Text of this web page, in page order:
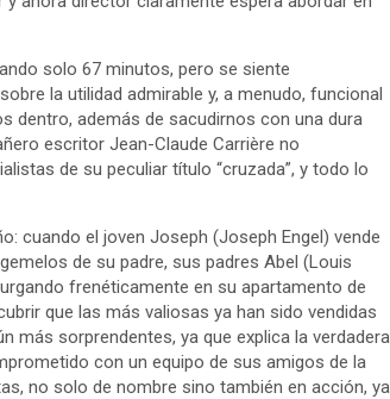
solo 67 minutos, pero se siente
la utilidad admirable y, a menudo, funcional
dentro, además de sacudirnos con una dura
escritor Jean-Claude Carrière no
de su peculiar título “cruzada”, y todo lo
cuando el joven Joseph (Joseph Engel) vende
de su padre, sus padres Abel (Louis
frenéticamente en su apartamento de
que las más valiosas ya han sido vendidas
más sorprendentes, ya que explica la verdadera
con un equipo de sus amigos de la
no solo de nombre sino también en acción, ya